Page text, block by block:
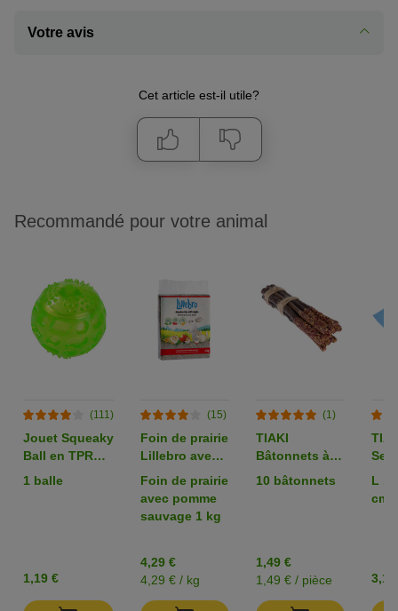
Votre avis
Cet article est-il utile?
Recommandé pour votre animal
(111)
Jouet Squeaky
Ball en TPR
pour chien
1 balle
1,19 €
(15)
Foin de prairie
Lillebro avec
pomme,
pissenlit ou
carotte
Foin de prairie
avec pomme
sauvage 1 kg
4,29 €
4,29 € / kg
(1)
TIAKI
Bâtonnets à
mâcher en
10 bâtonnets
1,49 €
1,49 € / pièce
L
cm,